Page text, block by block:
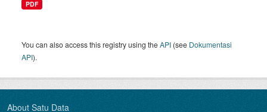
PDF
You can also access this registry using theAPI (see Dokumentasi
API).
About Satu Data